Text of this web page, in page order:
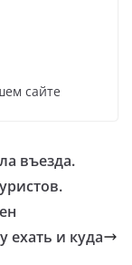
сайте
въезда.
ехать и куда